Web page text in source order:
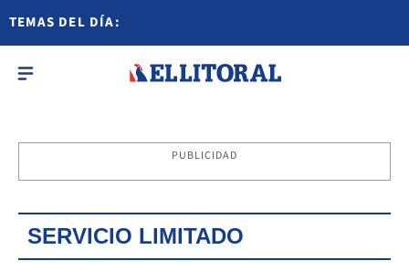
TEMAS DEL DÍA:
PUBLICIDAD
SERVICIO LIMITADO